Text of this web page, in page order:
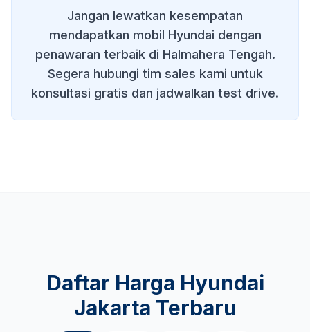
Jangan lewatkan kesempatan
mendapatkan mobil Hyundai dengan
penawaran terbaik di Halmahera Tengah.
Segera hubungi tim sales kami untuk
konsultasi gratis dan jadwalkan test drive.
Daftar Harga Hyundai
Jakarta Terbaru